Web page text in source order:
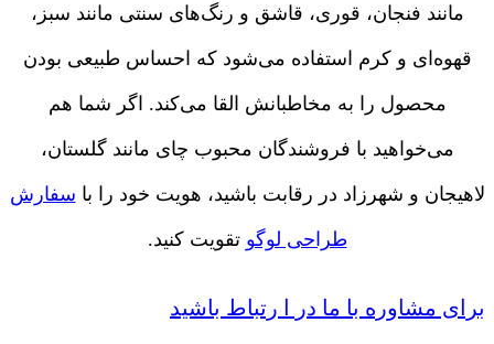
مانند فنجان، قوری، قاشق و رنگ‌های سنتی مانند سبز،
قهوه‌ای و کرم استفاده می‌شود که احساس طبیعی بودن
محصول را به مخاطبانش القا می‌کند. اگر شما هم
می‌خواهید با فروشندگان محبوب چای مانند گلستان،
لاهیجان و شهرزاد در رقابت باشید، هویت خود را با سفارش
طراحی لوگو تقویت کنید.
برای مشاوره با ما در ا رتباط باشید